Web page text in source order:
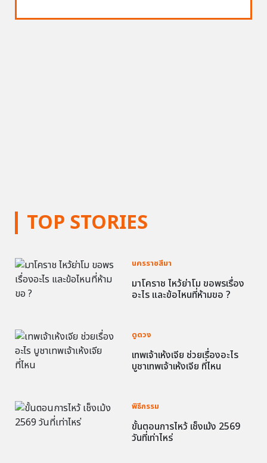
TOP STORIES
นครราชสีมา
มาโคราช ไหว้ย่าโม ขอพรเรื่อง
อะไร และข้อไหนที่ห้ามขอ ?
ดูดวง
เทพเจ้าเห้งเจีย ช่วยเรื่องอะไร
บูชาเทพเจ้าเห้งเจีย ที่ไหน
พิธีกรรม
ขั้นตอนการไหว้ เช็งเม้ง 2569
วันที่เท่าไหร่